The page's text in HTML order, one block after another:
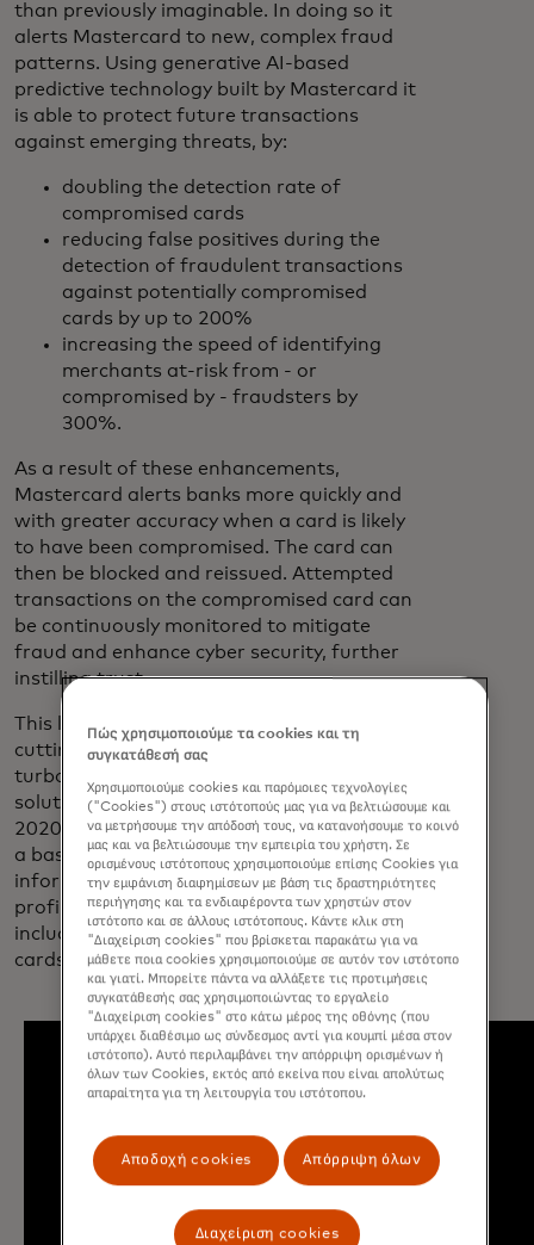
than previously imaginable. In doing so it
alerts Mastercard to new, complex fraud
patterns. Using generative AI-based
predictive technology built by Mastercard it
is able to protect future transactions
against emerging threats, by:
doubling the detection rate of
compromised cards
reducing false positives during the
detection of fraudulent transactions
against potentially compromised
cards by up to 200%
increasing the speed of identifying
merchants at-risk from - or
compromised by - fraudsters by
300%.
As a result of these enhancements,
Mastercard alerts banks more quickly and
with greater accuracy when a card is likely
to have been compromised. The card can
then be blocked and reissued. Attempted
transactions on the compromised card can
be continuously monitored to mitigate
fraud and enhance cyber security, further
instilling trust.
This latest enhancement, leveraging
cutting-edge generative AI techniques,
turbocharges Mastercard’s suite of security
solutions. Cyber Secure, available since
2020, uses integrated technology to create
a baseline of transparent cybersecurity
information on bank and merchant online
profiles in the payment ecosystem,
including details of suspected compromised
cards.
Πώς χρησιμοποιούμε τα cookies και τη
συγκατάθεσή σας
Χρησιμοποιούμε cookies και παρόμοιες τεχνολογίες
("Cookies") στους ιστότοπούς μας για να βελτιώσουμε και
να μετρήσουμε την απόδοσή τους, να κατανοήσουμε το κοινό
μας και να βελτιώσουμε την εμπειρία του χρήστη. Σε
ορισμένους ιστότοπους χρησιμοποιούμε επίσης Cookies για
την εμφάνιση διαφημίσεων με βάση τις δραστηριότητες
περιήγησης και τα ενδιαφέροντα των χρηστών στον
ιστότοπο και σε άλλους ιστότοπους. Κάντε κλικ στη
"Διαχείριση cookies" που βρίσκεται παρακάτω για να
μάθετε ποια cookies χρησιμοποιούμε σε αυτόν τον ιστότοπο
και γιατί. Μπορείτε πάντα να αλλάξετε τις προτιμήσεις
συγκατάθεσής σας χρησιμοποιώντας το εργαλείο
"Διαχείριση cookies" στο κάτω μέρος της οθόνης (που
υπάρχει διαθέσιμο ως σύνδεσμος αντί για κουμπί μέσα στον
ιστότοπο). Αυτό περιλαμβάνει την απόρριψη ορισμένων ή
όλων των Cookies, εκτός από εκείνα που είναι απολύτως
απαραίτητα για τη λειτουργία του ιστότοπου.
Αποδοχή cookies Απόρριψη όλων
Διαχείριση cookies